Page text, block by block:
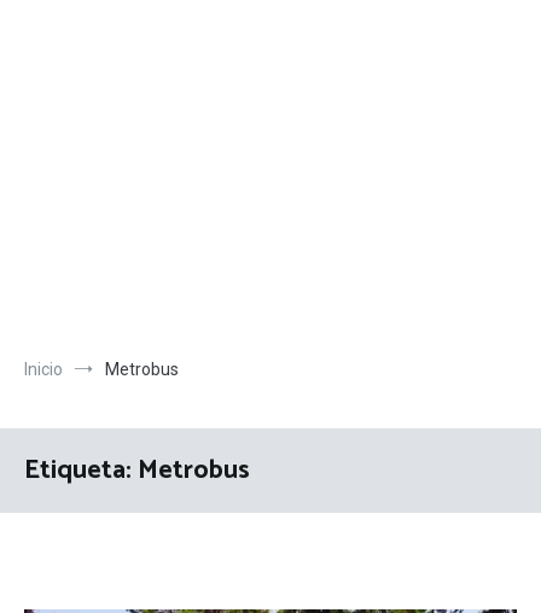
Inicio Metrobus
Etiqueta: Metrobus